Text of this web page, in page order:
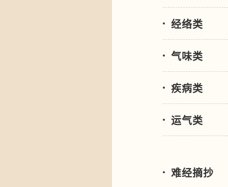
经络类
气味类
疾病类
运气类
难经摘抄